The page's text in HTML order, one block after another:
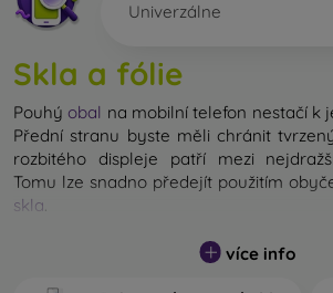
Univerzálne
Skla a fólie
Pouhý obal na mobilní telefon nestačí k
Přední stranu byste měli chránit
rozbitého displeje patří mezi
Tomu lze snadno předejít použitím
skla
Nerozbitné sklo na mobil sice
zůstane displej ve většině případů
více info